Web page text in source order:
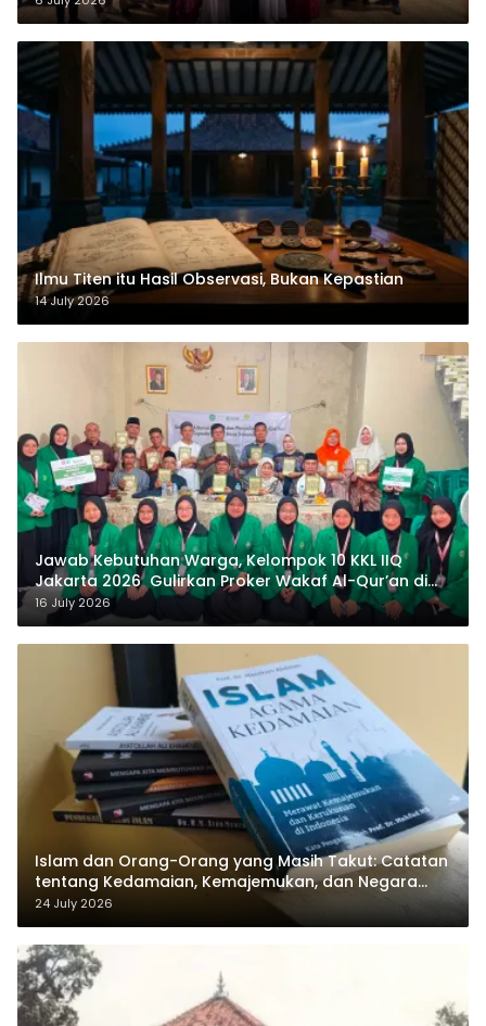
Ilmu Titen itu Hasil Observasi, Bukan Kepastian
14 July 2026
Jawab Kebutuhan Warga, Kelompok 10 KKL IIQ
Jakarta 2026 Gulirkan Proker Wakaf Al-Qur’an di
Sukamanah
16 July 2026
Islam dan Orang-Orang yang Masih Takut: Catatan
tentang Kedamaian, Kemajemukan, dan Negara
dalam Pemikiran Masykuri Abdillah
24 July 2026